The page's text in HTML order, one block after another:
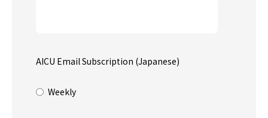
AICU Email Subscription (Japanese)
Weekly